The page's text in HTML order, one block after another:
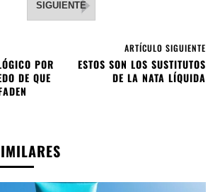
SIGUIENTE
POR
DE QUE
ARTÍCULO SIGUIENTE
ESTOS SON LOS SUSTITUTOS
DE LA NATA LÍQUIDA